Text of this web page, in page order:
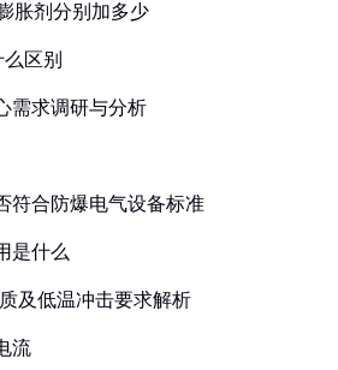
胀剂分别加多少
区别
需求调研与分析
符合防爆电气设备标准
是什么
及低温冲击要求解析
流